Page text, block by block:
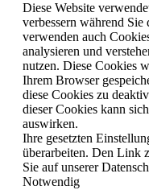
Diese Website
verbessern während
verwenden auch
analysieren und
nutzen. Diese Cookies
Ihrem Browser
diese Cookies zu
dieser Cookies kann
auswirken.
Ihre gesetzten
überarbeiten. Den Link
Sie auf unserer
Notwendig